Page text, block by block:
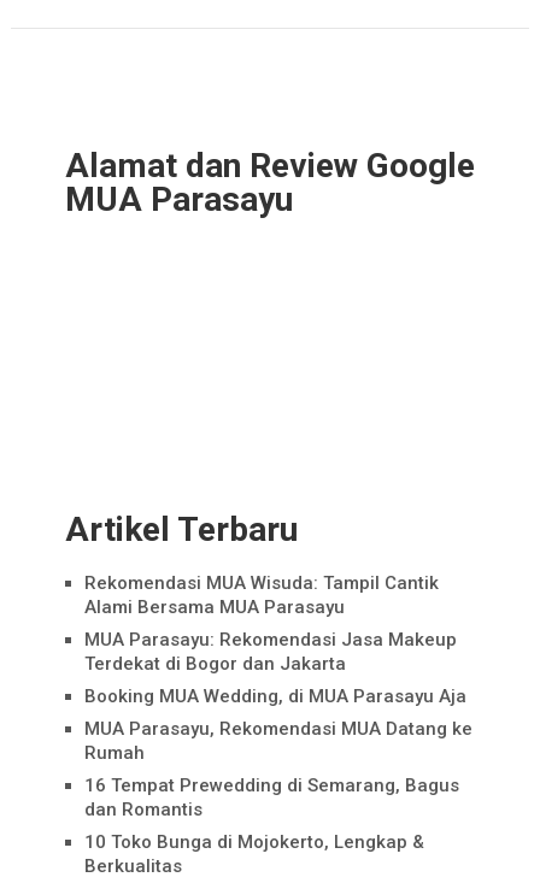
Alamat dan Review Google
MUA Parasayu
Artikel Terbaru
Rekomendasi MUA Wisuda: Tampil Cantik
Alami Bersama MUA Parasayu
MUA Parasayu: Rekomendasi Jasa Makeup
Terdekat di Bogor dan Jakarta
Booking MUA Wedding, di MUA Parasayu Aja
MUA Parasayu, Rekomendasi MUA Datang ke
Rumah
16 Tempat Prewedding di Semarang, Bagus
dan Romantis
10 Toko Bunga di Mojokerto, Lengkap &
Berkualitas